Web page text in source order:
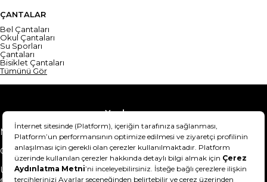
ÇANTALAR
Bel Çantaları
Okul Çantaları
Su Sporları
Çantaları
Bisiklet Çantaları
Tümünü Gör
Yardım
Mesafeli Satış Sözleşmesi
Teslimat Bilgisi
Gizlilik Sözleşmesi
Şartlar & Koşullar
Ürünümü nasıl iade
edebilirim?
Hakkımızda